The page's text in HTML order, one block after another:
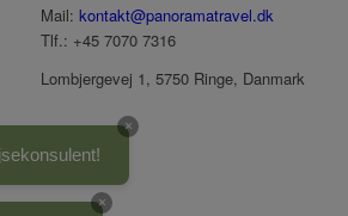
Mail: kontakt@panoramatravel.dk
Tlf.: +45 7070 7316
Lombjergevej 1, 5750 Ringe, Danmark
×
×